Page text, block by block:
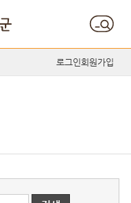
로그인회원가입